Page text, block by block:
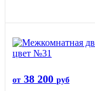
от 38 200 руб